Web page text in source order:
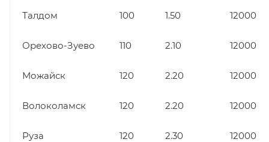
Талдом 100 1.50 12000
Орехово-Зуево 110 2.10 12000
Можайск 120 2.20 12000
Волоколамск 120 2.20 12000
Руза 120 2.30 12000